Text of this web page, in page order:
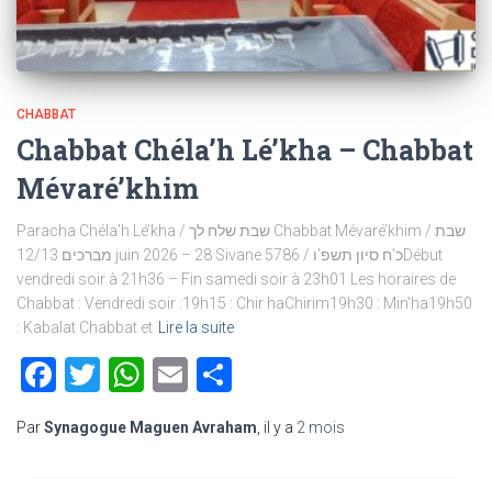
CHABBAT
Chabbat Chéla’h Lé’kha – Chabbat
Mévaré’khim
Paracha Chéla’h Lé’kha / שבת שלח לך Chabbat Mévaré’khim / שבת
מברכים 12/13 juin 2026 – 28 Sivane 5786 / כ’ח סיון תשפ’וDébut
vendredi soir à 21h36 – Fin samedi soir à 23h01 Les horaires de
Chabbat : Vendredi soir :19h15 : Chir haChirim19h30 : Min’ha19h50
: Kabalat Chabbat et
Lire la suite
Facebook
Twitter
WhatsApp
Email
ParSynagogue Maguen Avraham , il y a 2 mois